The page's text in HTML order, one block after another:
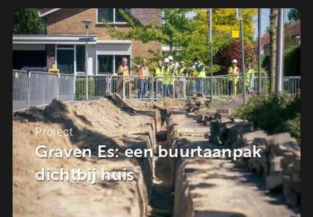
Project
NuMeren gaat van start!
Elektra